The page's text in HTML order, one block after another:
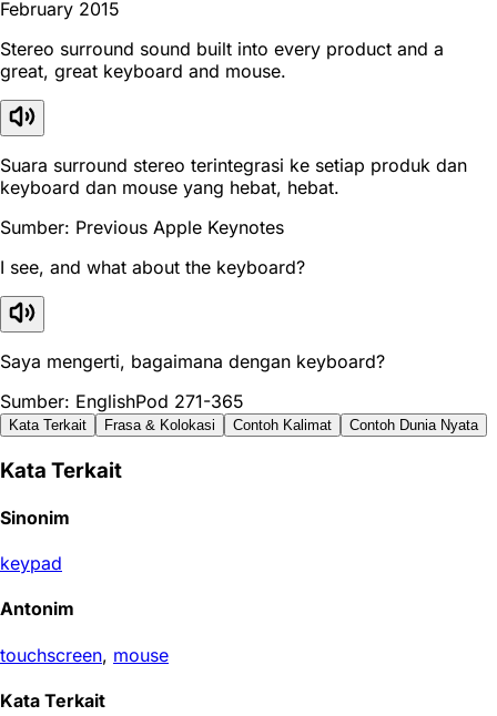
February 2015
Stereo surround sound built into every product and a
great, great keyboard and mouse.
Suara surround stereo terintegrasi ke setiap produk dan
keyboard dan mouse yang hebat, hebat.
Sumber: Previous Apple Keynotes
I see, and what about the keyboard?
Saya mengerti, bagaimana dengan keyboard?
Sumber: EnglishPod 271-365
Kata Terkait Frasa & Kolokasi Contoh Kalimat Contoh Dunia Nyata
Kata Terkait
Sinonim
keypad
Antonim
touchscreen, mouse
Kata Terkait